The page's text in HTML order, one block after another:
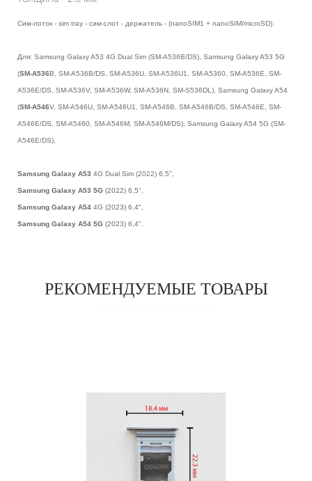
Cим-лоток - sim tray - cим-слот - держатель - (nanoSIM1 + nanoSIM/microSD).
Для: Samsung Galaxy A53 4G Dual Sim (SM-A536B/DS), Samsung Galaxy A53 5G
(SM-A536B, SM-A536B/DS, SM-A536U, SM-A536U1, SM-A5360, SM-A536E, SM-
A536E/DS, SM-A536V, SM-A536W, SM-A536N, SM-S536DL), Samsung Galaxy A54
(SM-A546V, SM-A546U, SM-A546U1, SM-A546B, SM-A546B/DS, SM-A546E, SM-
A546E/DS, SM-A5460, SM-A546M, SM-A546M/DS), Samsung Galaxy A54 5G (SM-
A546E/DS),
Samsung Galaxy A53 4G Dual Sim (2022) 6,5",
Samsung Galaxy A53 5G (2022) 6,5",
Samsung Galaxy A54 4G (2023) 6,4",
Samsung Galaxy A54 5G (2023) 6,4".
РЕКОМЕНДУЕМЫЕ ТОВАРЫ